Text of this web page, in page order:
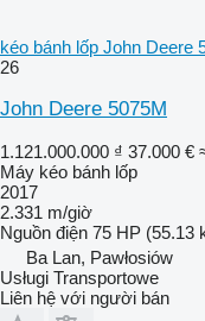
kéo bánh lốp John Deere
26
John Deere 5075M
1.121.000.000 ₫ 37.000 €
Máy kéo bánh lốp
2017
2.331 m/giờ
Nguồn điện 75 HP (55.13
Ba Lan, Pawłosiów
Usługi Transportowe
Liên hệ với người bán